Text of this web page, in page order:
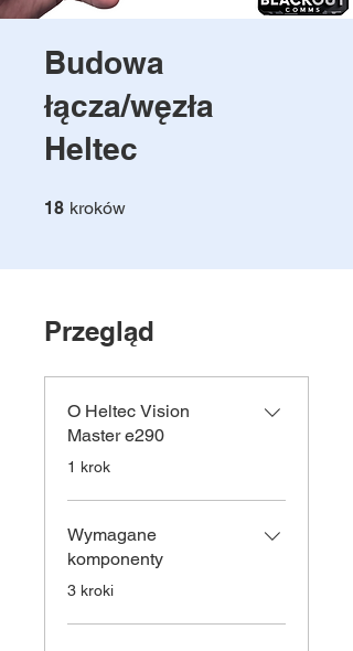
Budowa
łącza/węzła
Heltec
18 kroków
Przegląd
O Heltec Vision
Master e290
.1 krok
Wymagane
komponenty
.3 kroki